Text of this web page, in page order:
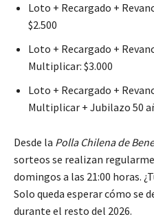
Loto + Recargado +
$2.500
Loto + Recargado +
Multiplicar: $3.000
Loto + Recargado +
Multiplicar + Jubilazo 50
Desde la Polla Chilena de
sorteos se realizan
domingos a las 21:00 horas.
Solo queda esperar cómo se
durante el resto del 2026.